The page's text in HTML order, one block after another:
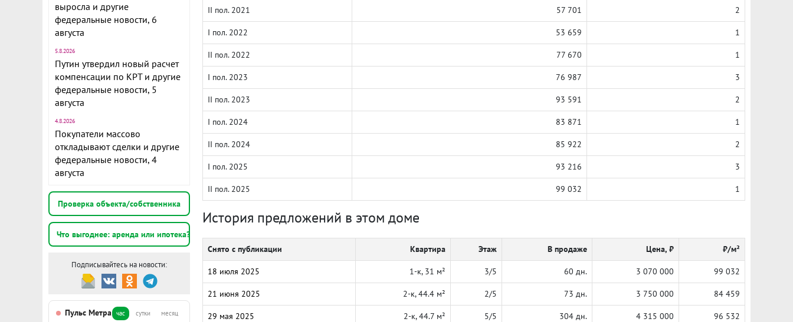
выросла и другие
федеральные новости, 6
августа
5.8.2026
Путин утвердил новый расчет
компенсации по КРТ и другие
федеральные новости, 5
августа
4.8.2026
Покупатели массово
откладывают сделки и другие
федеральные новости, 4
августа
Проверка объекта/собственника
Что выгоднее: аренда или ипотека?
Подписывайтесь на новости:
Пульс Метра час сутки месяц
II пол. 2021 57 701 2
I пол. 2022 53 659 1
II пол. 2022 77 670 1
I пол. 2023 76 987 3
II пол. 2023 93 591 2
I пол. 2024 83 871 1
II пол. 2024 85 922 2
I пол. 2025 93 216 3
II пол. 2025 99 032 1
История предложений в этом доме
Снято с публикации Квартира Этаж В продаже Цена, ₽ ₽/м²
18 июля 2025 1-к, 31 м² 3/5 60 дн. 3 070 000 99 032
21 июня 2025 2-к, 44.4 м² 2/5 73 дн. 3 750 000 84 459
29 мая 2025 2-к, 44.7 м² 5/5 304 дн. 4 315 000 96 532